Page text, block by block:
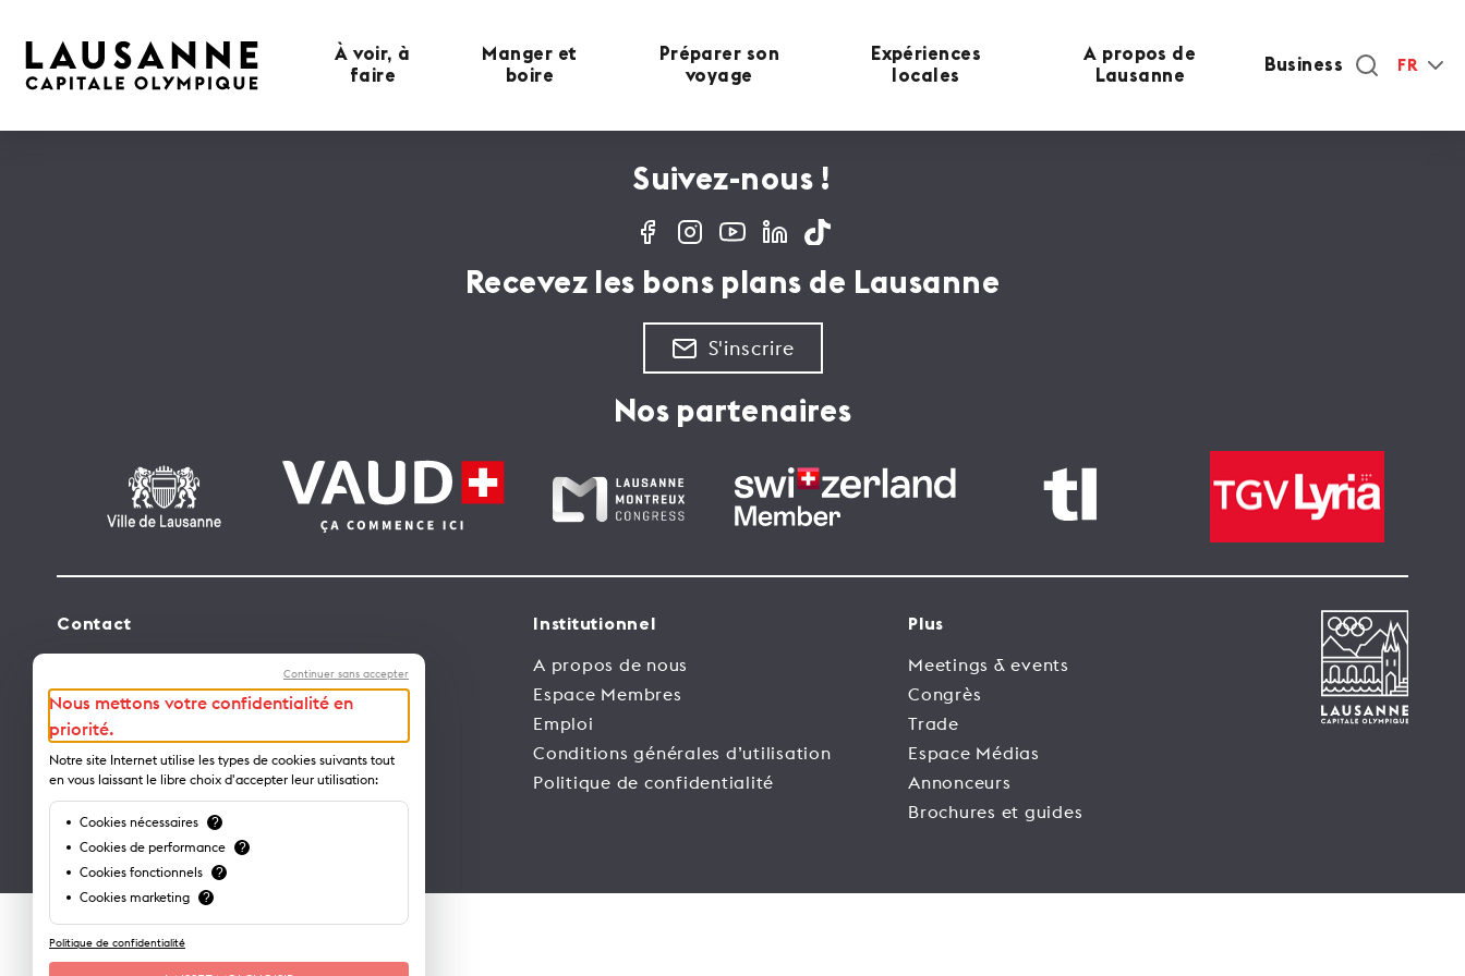
À voir, à
faire
Manger et
boire
Préparer son
voyage
Expériences
locales
A propos de
Lausanne
Business FR
Suivez-nous !
Recevez les bons plans de Lausanne
S'inscrire
Nos partenaires
Contact
Avenue de Rhodanie 2 – CP 975
1001 Lausanne – Suisse
info@lausanne-tourisme.ch
+41 21 613 73 73
Où nous trouver ?
Institutionnel
A propos de nous
Espace Membres
Emploi
Conditions générales d’utilisation
Politique de confidentialité
Plus
Meetings & events
Congrès
Trade
Espace Médias
Annonceurs
Brochures et guides
Continuer sans accepter
Nous mettons votre confidentialité en
priorité.
Notre site Internet utilise les types de cookies suivants tout
en vous laissant le libre choix d'accepter leur utilisation:
Cookies nécessaires ?
Cookies de performance ?
Cookies fonctionnels ?
Cookies marketing ?
Politique de confidentialité